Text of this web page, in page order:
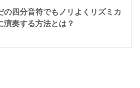
の四分音符でもノリよくリズミカ
演奏する方法とは？